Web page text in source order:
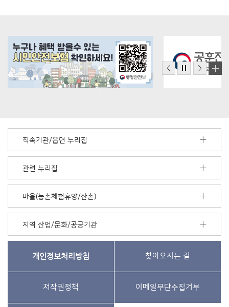
직속기관/읍면 누리집
관련 누리집
마을(농촌체험휴양/산촌)
지역 산업/문화/공공기관
개인정보처리방침 찾아오시는 길
저작권정책 이메일무단수집거부